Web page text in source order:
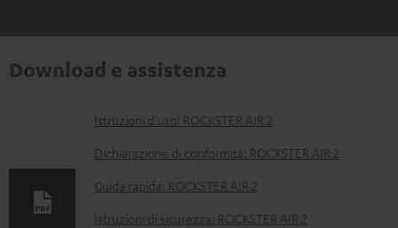
Download e assistenza
D
o
Istruzioni d'uso: ROCKSTER AIR 2
Dichiarazione di conformità: ROCKSTER AIR 2
Guida rapida: ROCKSTER AIR 2
Istruzioni di sicurezza: ROCKSTER AIR 2